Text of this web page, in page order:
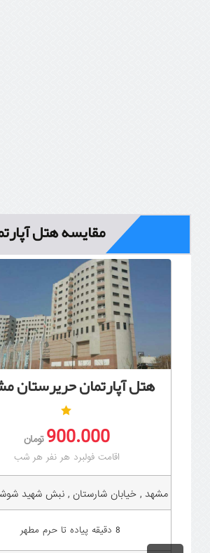
مقایسه هتل
هتل آپارتمان حریرستان
900.000 تومان
اقامت فولبرد هر نفر هر شب
مشهد , خیابان شارستان , نبش شهيد
8 دقیقه پیاده تا حرم مطهر